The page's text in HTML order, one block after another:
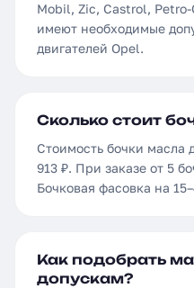
Mobil, Zic, Castrol,
имеют необходимые
двигателей Opel.
Сколько стоит
Стоимость бочки масла
913 ₽. При заказе от 5
Бочковая фасовка на
Как подобрать
допускам?